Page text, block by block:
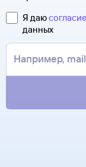
Она может
за границей, хотя
только паспорт.
билет. Вы можете
Я даюсогласие
данных